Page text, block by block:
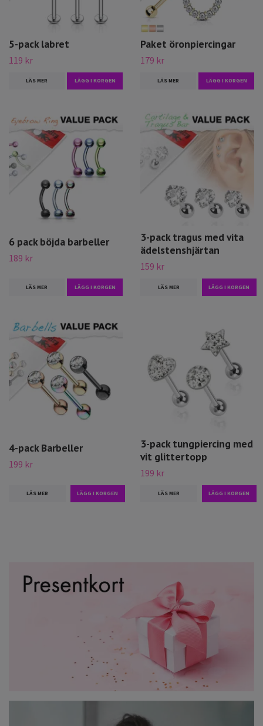
5-pack labret
119 kr
LÄS MER LÄGG I KORGEN
Paket öronpiercingar
179 kr
LÄS MER LÄGG I KORGEN
6 pack böjda barbeller
189 kr
LÄS MER LÄGG I KORGEN
3-pack tragus med vita
ädelstenshjärtan
159 kr
LÄS MER
4-pack Barbeller
199 kr
LÄS MER
3-pack tungpiercing med
vit glittertopp
199 kr
LÄS MER